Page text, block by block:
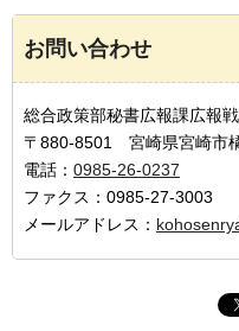
お問い合わせ
総合政策部秘書広報課広報
〒880-8501 宮崎県宮崎市
電話： 0985-26-0237
ファクス：0985-27-3003
メールアドレス：